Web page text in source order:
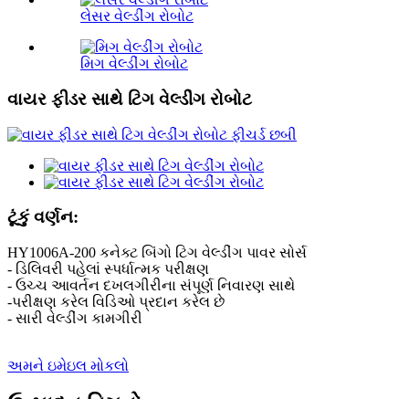
લેસર વેલ્ડીંગ રોબોટ
મિગ વેલ્ડીંગ રોબોટ
વાયર ફીડર સાથે ટિગ વેલ્ડીંગ રોબોટ
ટૂંકું વર્ણન:
HY1006A-200 કનેક્ટ બિંગો ટિગ વેલ્ડીંગ પાવર સોર્સ
- ડિલિવરી પહેલાં સ્પર્ધાત્મક પરીક્ષણ
- ઉચ્ચ આવર્તન દખલગીરીના સંપૂર્ણ નિવારણ સાથે
-પરીક્ષણ કરેલ વિડિઓ પ્રદાન કરેલ છે
- સારી વેલ્ડીંગ કામગીરી
અમને ઇમેઇલ મોકલો